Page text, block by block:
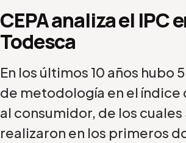
CEPA analiza el IPC
Todesca
En los últimos 10 años hubo
de metodología en el índice
al consumidor, de los cuales
realizaron en los primeros